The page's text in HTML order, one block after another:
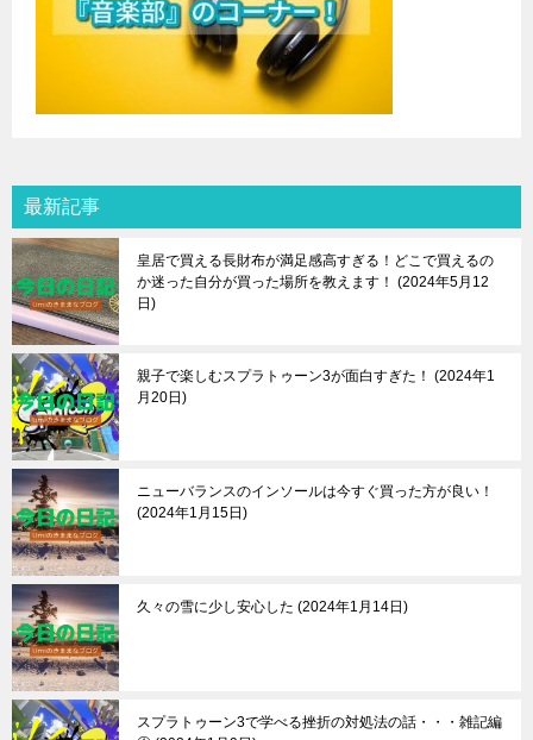
最新記事
皇居で買える長財布が満足感高すぎる！どこで買えるの
か迷った自分が買った場所を教えます！
2024年5月12
日
親子で楽しむスプラトゥーン3が面白すぎた！
2024年1
月20日
ニューバランスのインソールは今すぐ買った方が良い！
2024年1月15日
久々の雪に少し安心した 2024年1月14日
スプラトゥーン3で学べる挫折の対処法の話・・・雑記編